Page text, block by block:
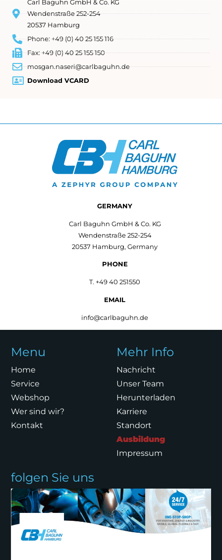
Carl Baguhn GmbH & Co. KG
Wendenstraße 252-254
20537 Hamburg
Phone: +49 (0) 40 25 155 116
Fax: +49 (0) 40 25 155 150
mosgan.naseri@carlbaguhn.de
Download VCARD
GERMANY
Carl Baguhn GmbH & Co. KG
Wendenstraße 252-254
20537 Hamburg, Germany
PHONE
T. +49 40 251550
EMAIL
info@carlbaguhn.de
Menu
Home
Service
Webshop
Wer sind wir?
Kontakt
Mehr Info
Nachricht
Unser Team
Herunterladen
Karriere
Standort
Ausbildung
Impressum
folgen Sie uns